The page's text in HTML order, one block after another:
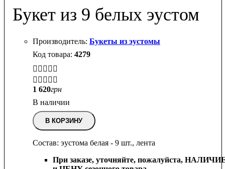
Букет из 9 белых эустом
Букеты из эустомы
4279


1 620грн
В наличии
В КОРЗИНУ
Состав: эустома белая - 9 шт., лента
При заказе, уточняйте, пожалуйста,